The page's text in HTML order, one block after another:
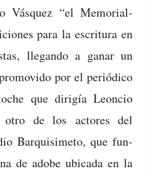
Vásquez “el Memo­ri­al­
para la escrit­u­ra en
lle­gan­do a ganar un
por el per­iódi­co
que dirigía Leon­cio
otro de los actores del
Bar­quisime­to, que fun­
de adobe ubi­ca­da en la